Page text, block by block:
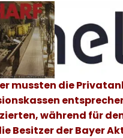
weitere Nachfragen
Optionsscheine oder
oder Anleihebesitzer.
mussten die
während für
Besitzer der Bayer